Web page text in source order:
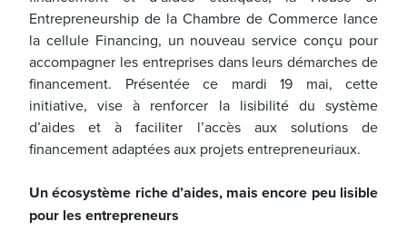
Entrepreneurship de la Chambre de Commerce lance
la cellule Financing, un nouveau service conçu pour
accompagner les entreprises dans leurs démarches de
financement. Présentée ce mardi 19 mai, cette
initiative, vise à renforcer la lisibilité du système
d’aides et à faciliter l’accès aux solutions de
financement adaptées aux projets entrepreneuriaux.
Un écosystème riche d’aides, mais encore peu lisible
pour les entrepreneurs